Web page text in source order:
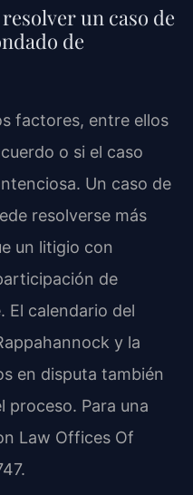
un caso de
de
factores, entre ellos
o si el caso
Un caso de
resolverse más
un litigio con
de
El calendario del
y la
en disputa también
proceso. Para una
Law Offices Of